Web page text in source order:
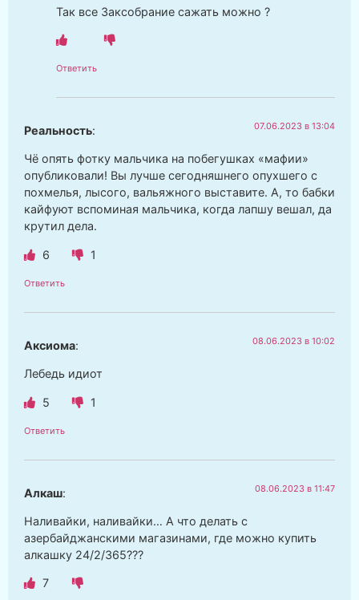
Так все Заксобрание сажать можно ?
Ответить
Реальность: 07.06.2023 в 13:04
Чё опять фотку мальчика на побегушках «мафии»
опубликовали! Вы лучше сегодняшнего опухшего с
похмелья, лысого, вальяжного выставите. А, то бабки
кайфуют вспоминая мальчика, когда лапшу вешал, да
крутил дела.
6 1
Ответить
Аксиома: 08.06.2023 в 10:02
Лебедь идиот
5 1
Ответить
Алкаш: 08.06.2023 в 11:47
Наливайки, наливайки… А что делать с
азербайджанскими магазинами, где можно купить
алкашку 24/2/365???
7